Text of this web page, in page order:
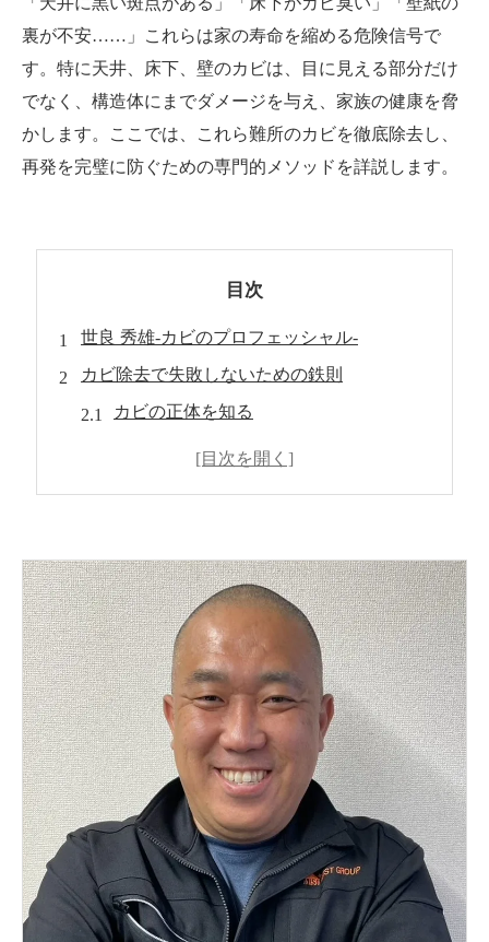
裏が不安……」これらは家の寿命を縮める危険信号で
す。特に天井、床下、壁のカビは、目に見える部分だけ
でなく、構造体にまでダメージを与え、家族の健康を脅
かします。ここでは、これら難所のカビを徹底除去し、
再発を完璧に防ぐための専門的メソッドを詳説します。
目次
世良 秀雄-カビのプロフェッシャル-
カビ除去で失敗しないための鉄則
カビの正体を知る
塩素系と酸素系
直接噴射は厳禁
ワイパーを活用
放置時間が重要
結露対策の徹底
【床下のカビ除去】家の土台と健康を守る
完全防備で挑む
木材専用の除菌
乾燥と通風
プロへの相談
【壁のカビ除去】壁紙裏の隠れた敵を叩く
表面のアルコール